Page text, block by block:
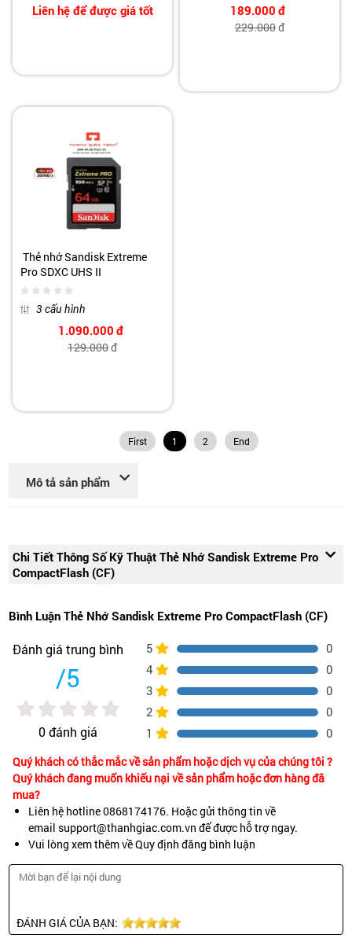
Liên hệ để được giá tốt 189.000 đ
229.000đ
Thẻ nhớ Sandisk Extreme
Pro SDXC UHS II
3 cấu hình
1.090.000 đ
129.000đ
First 1 2 End
Mô tả sản phẩm
Chi Tiết Thông Số Kỹ Thuật Thẻ Nhớ Sandisk Extreme Pro
CompactFlash (CF)
Bình Luận Thẻ Nhớ Sandisk Extreme Pro CompactFlash (CF)
Đánh giá trung bình
/5
0 đánh giá
5
0
4
0
3
0
2
0
1
0
Quý khách có thắc mắc về sản phẩm hoặc dịch vụ của chúng tôi ?
Quý khách đang muốn khiếu nại về sản phẩm hoặc đơn hàng đã
mua?
Liên hệ hotline 0868174176. Hoặc gửi thông tin về
email support@thanhgiac.com.vn để được hỗ trợ ngay.
Vui lòng xem thêm về Quy định đăng bình luận
ĐÁNH GIÁ CỦA BẠN: